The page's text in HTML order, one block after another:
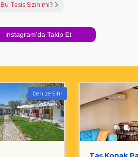
Bu Tesis Sizin mi?
instagram'da Takip Et
Denize Sıfır